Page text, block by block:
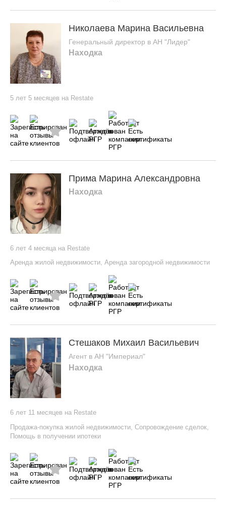
Николаева Марина Васильевна
Генеральный директор в АН "Лидер"
Находка
5 лет 5 месяцев на Restate
Прима Марина Александровна
Находка
6 лет 4 месяца на Restate
Аренда жилой недвижимости, Аренда загородной недвижимости
Стешаков Михаил Васильевич
Агент в АН "Империал"
Находка
6 лет 11 месяцев на Restate
Продажа-покупка жилой недвижимости Сопровождение сделок
Помощь в получении ипотеки